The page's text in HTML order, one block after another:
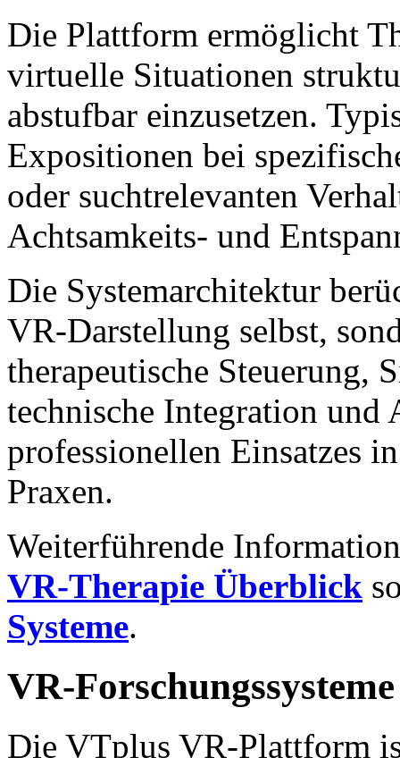
Die Plattform ermöglicht
virtuelle Situationen
abstufbar einzusetzen.
Expositionen bei
oder suchtrelevanten
Achtsamkeits- und
Die Systemarchitektur
VR-Darstellung selbst,
therapeutische Steuerung,
technische Integration und
professionellen Einsatzes
Praxen.
Weiterführende
VR-Therapie Überblick
Systeme.
VR-
Die VTplus VR-Plattform